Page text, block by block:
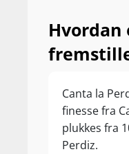
Hvordan
Canta la
finesse fra
plukkes fra
Perdiz.